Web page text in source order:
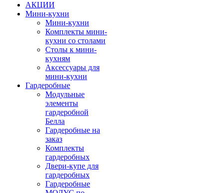
АКЦИИ
Мини-кухни
Мини-кухни
Комплекты мини-
кухни со столами
Столы к мини-
кухням
Аксессуары для
мини-кухни
Гардеробные
Модульные
элементы
гардеробной
Белла
Гардеробные на
заказ
Комплекты
гардеробных
Двери-купе для
гардеробных
Гардеробные